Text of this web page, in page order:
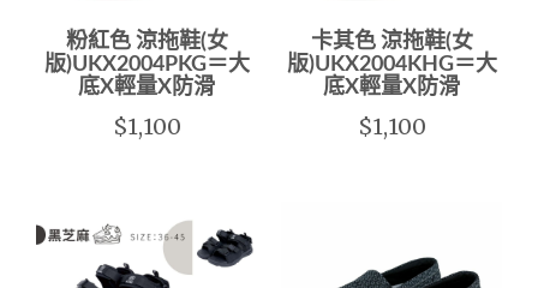
粉紅色 涼拖鞋(女
版)UKX2004PKG＝大
底X輕量X防滑
$1,100
卡其色 涼拖鞋(女
版)UKX2004KHG＝大
底X輕量X防滑
$1,100